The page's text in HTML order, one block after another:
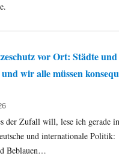
vor Ort: Städte und
wir alle müssen
der Zufall will, lese ich gerade
und internationale Politik:
Beblauen…